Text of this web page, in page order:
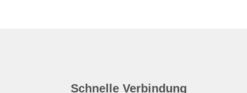
Schnelle Verbindung